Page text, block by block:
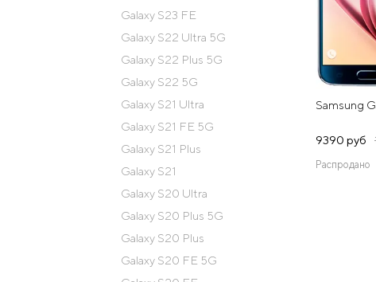
Galaxy S23 FE
Galaxy S22 Ultra 5G
Galaxy S22 Plus 5G
Galaxy S22 5G
Galaxy S21 Ultra
Galaxy S21 FE 5G
Galaxy S21 Plus
Galaxy S21
Galaxy S20 Ultra
Galaxy S20 Plus 5G
Galaxy S20 Plus
Galaxy S20 FE 5G
Samsung
9390 руб
Распродано